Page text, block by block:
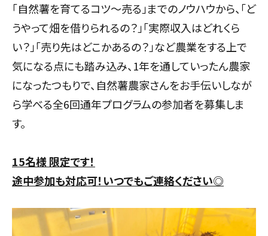
「自然薯を育てるコツ～売る」までのノウハウから、「ど
うやって畑を借りられるの？」「実際収入はどれくら
い？」「売り先はどこかあるの？」など農業をする上で
気になる点にも踏み込み、1年を通していったん農家
になったつもりで、自然薯農家さんをお手伝いしなが
ら学べる全6回通年プログラムの参加者を募集しま
す。
15名様 限定です！
途中参加も対応可！いつでもご連絡ください◎